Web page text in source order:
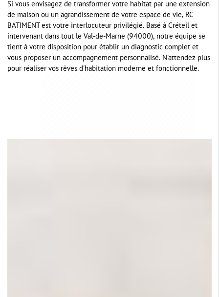
Si vous envisagez de transformer votre habitat par une extension
de maison ou un agrandissement de votre espace de vie, RC
BATIMENT est votre interlocuteur privilégié. Basé à Créteil et
intervenant dans tout le Val-de-Marne (94000), notre équipe se
tient à votre disposition pour établir un diagnostic complet et
vous proposer un accompagnement personnalisé. N'attendez plus
pour réaliser vos rêves d'habitation moderne et fonctionnelle.